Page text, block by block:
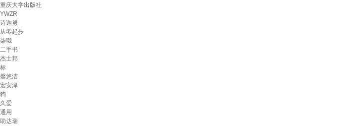
重庆大学出版社
YWZR
诗迦努
从零起步
柒哦
二手书
杰士邦
标
馨悠洁
宏安泽
狗
久爱
通用
助达瑞